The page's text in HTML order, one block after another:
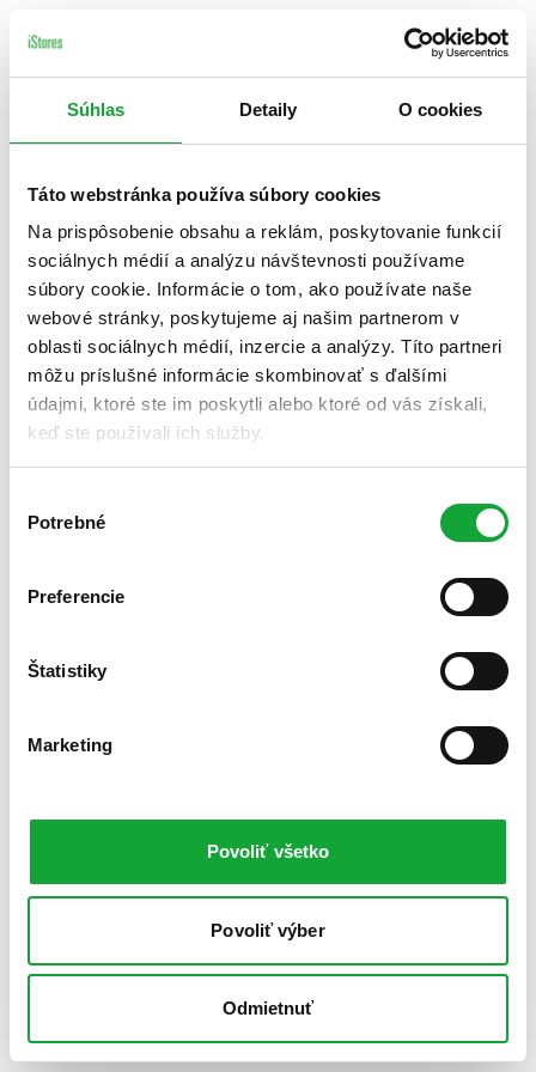
Súhlas Detaily O cookies
Táto webstránka používa súbory cookies
Na prispôsobenie obsahu a reklám, poskytovanie funkcií
sociálnych médií a analýzu návštevnosti používame
súbory cookie. Informácie o tom, ako používate naše
webové stránky, poskytujeme aj našim partnerom v
oblasti sociálnych médií, inzercie a analýzy. Títo partneri
môžu príslušné informácie skombinovať s ďalšími
údajmi, ktoré ste im poskytli alebo ktoré od vás získali,
keď ste používali ich služby.
súhlasu
Potrebné
Preferencie
Štatistiky
Marketing
Povoliť všetko
Povoliť výber
Odmietnuť